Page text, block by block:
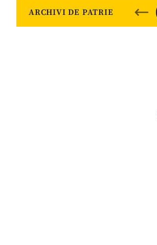
ARCHIVI DE PATRIE